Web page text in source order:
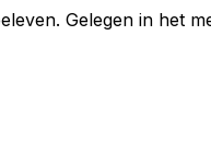
Gelegen in het